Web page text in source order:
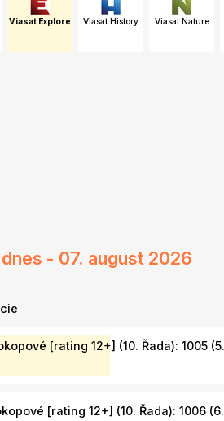
Viasat Explore Viasat History Viasat Nature
dnes - 07. august 2026
[rating 12+] (10. Řada): 1005
[rating 12+] (10. Řada): 1006